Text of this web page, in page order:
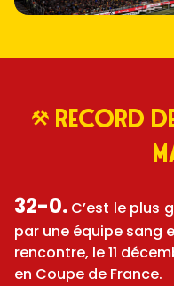
Record
32-0. C’est le plus
par une équipe sang
rencontre, le 11
en Coupe de France.